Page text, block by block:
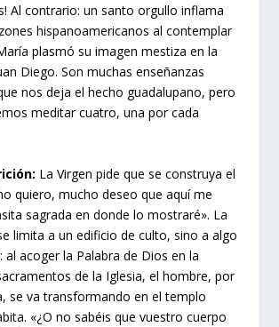
Al contrario: un santo orgullo inflama
hispanoamericanos al contemplar
plasmó su imagen mestiza en la
Diego. Son muchas enseñanzas
nos deja el hecho guadalupano, pero
meditar cuatro, una por cada
La Virgen pide que se construya el
quiero, mucho deseo que aquí me
sagrada en donde lo mostraré». La
limita a un edificio de culto, sino a algo
acoger la Palabra de Dios en la
de la Iglesia, el hombre, por
se va transformando en el templo
«¿O no sabéis que vuestro cuerpo